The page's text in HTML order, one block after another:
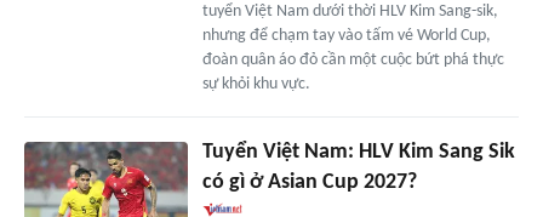
tuyển Việt Nam dưới thời HLV Kim Sang-sik,
nhưng để chạm tay vào tấm vé World Cup,
đoàn quân áo đỏ cần một cuộc bứt phá thực
sự khỏi khu vực.
Tuyển Việt Nam: HLV Kim Sang Sik
có gì ở Asian Cup 2027?